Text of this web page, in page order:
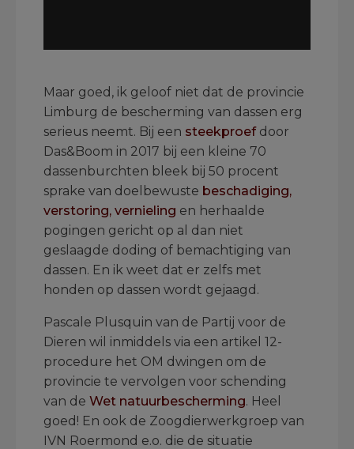
Maar goed, ik geloof niet dat de provincie
Limburg de bescherming van dassen erg
serieus neemt. Bij een steekproefdoor
Das&Boom in 2017 bij een kleine 70
dassenburchten bleek bij 50 procent
sprake van doelbewuste beschadiging,
verstoring, vernieling en herhaalde
pogingen gericht op al dan niet
geslaagde doding of bemachtiging van
dassen. En ik weet dat er zelfs met
honden op dassen wordt gejaagd.
Pascale Plusquin van de Partij voor de
Dieren wil inmiddels via een artikel 12-
procedure het OM dwingen om de
provincie te vervolgen voor schending
van de Wet natuurbescherming. Heel
goed! En ook de Zoogdierwerkgroep van
IVN Roermond e.o. die de situatie